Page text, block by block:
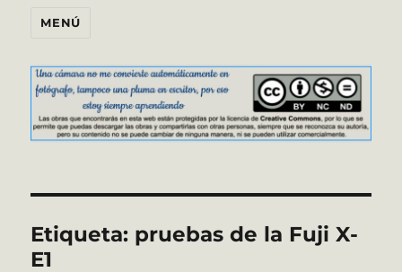
MENÚ
Etiqueta: pruebas de la Fuji X-
E1